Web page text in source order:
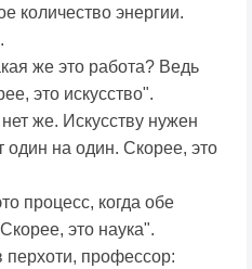
количество энергии.
же это работа? Ведь
это искусство".
же. Искусству нужен
один на один. Скорее, это
процесс, когда обе
это наука".
перхоти, профессор: